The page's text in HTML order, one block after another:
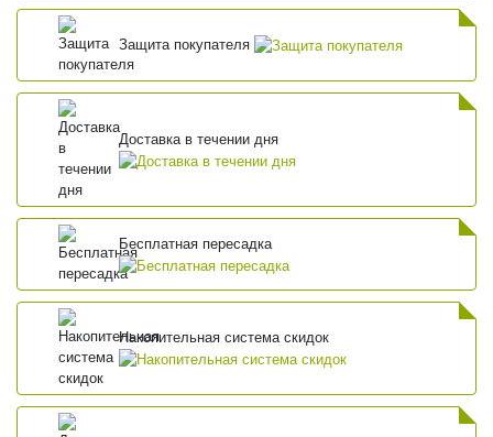
Защита покупателя
Доставка в течении дня
Бесплатная пересадка
Накопительная система скидок